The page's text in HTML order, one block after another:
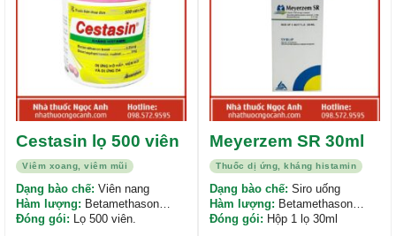
Viêm xoang, viêm mũi
Cestasin lọ 500 viên
Dạng bào chế: Viên nang
Hàm lượng: Betamethason
0,25mg, Dexclorpheniramin
Đóng gói: Lọ 500 viên.
Thuốc dị ứng, kháng histamin
Meyerzem SR 30ml
Dạng bào chế: Siro uống
Hàm lượng: Betamethason
0,25mg và Dexclorpheniramin
Đóng gói: Hộp 1 lọ 30ml